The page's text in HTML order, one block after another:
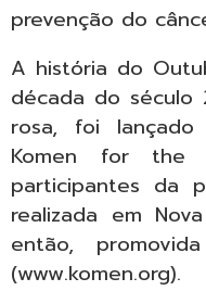
prevenção do
A história do
década do
rosa, foi lançado
Komen for the
participantes da
realizada em
então,
(www.komen.org).